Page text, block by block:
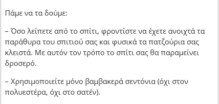
Πάμε να τα δούμε:
– Όσο λείπετε από το σπίτι, φροντίστε να έχετε ανοιχτά τα
παράθυρα του σπιτιού σας και φυσικά τα πατζούρια σας
κλειστά. Με αυτόν τον τρόπο το σπίτι σας θα παραμείνει
δροσερό.
– Χρησιμοποιείτε μόνο βαμβακερά σεντόνια (όχι στον
πολυεστέρα, όχι στο σατέν).